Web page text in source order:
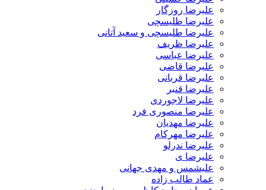
علیرضا روزگار
علیرضا طلیسچی
علیرضا طلیسچی و سعید آتانی
علیرضا ظریف
علیرضا عباسی
علیرضا قاضی
علیرضا قربانی
علیرضا قنبر
علیرضا لاجوردی
علیرضا منصوری فرد
علیرضا مهدیان
علیرضا مهرکام
علیرضا ندرلو
علیرضا ی
علیشمس و مهدی جهانی
عماد طالب زاده